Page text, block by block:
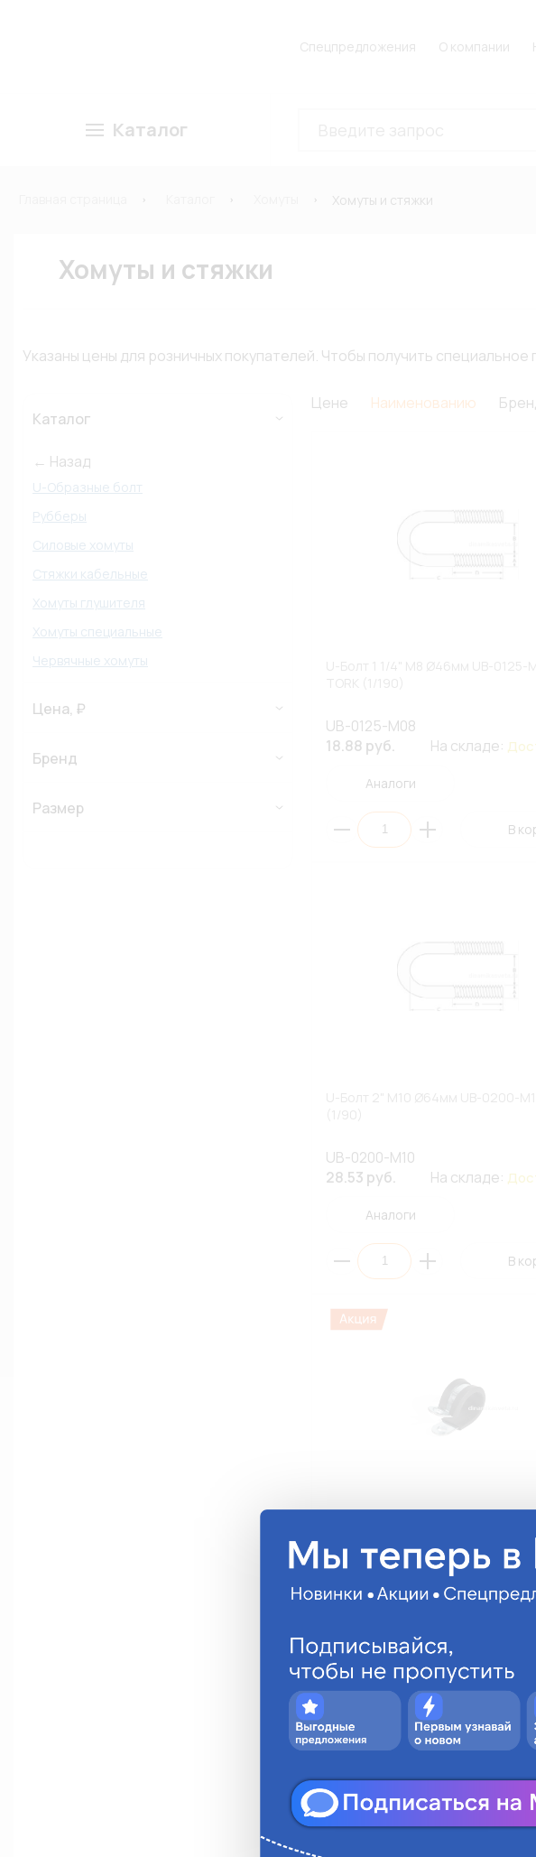
Спецпредложения О компании
Каталог
Хомуты и стяжки
Хомуты и стяжки
Указаны цены для розничных покупателей. Чтобы получить
Каталог
← Назад
U-Образные болт
Рубберы
Силовые хомуты
Стяжки кабельные
Хомуты глушителя
Хомуты специальные
Червячные хомуты
Цена, ₽
Бренд
Размер
Цене Наименованию
UB-0125-M08
18.88 руб.
На складе:
Аналоги
В
UB-0200-M10
28.53 руб.
На складе:
Аналоги
В
20мм СМР19-20 FortisFlex
ПРОИЗВОДСТВА) (10/100)
СМР19-20
На складе:
Аналоги
В